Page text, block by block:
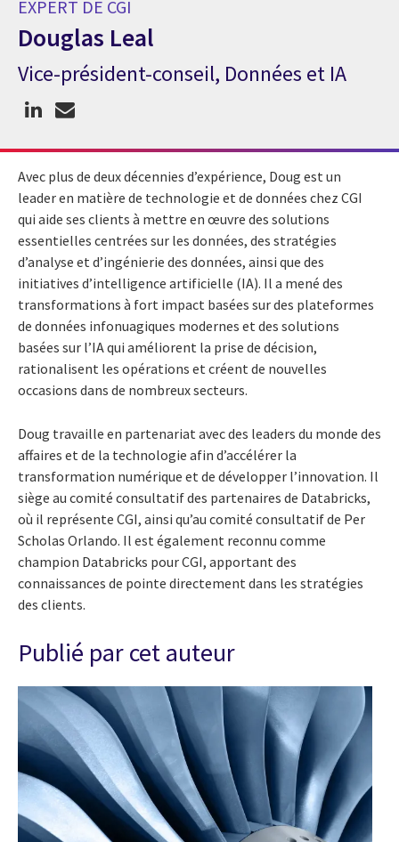
EXPERT DE CGI
Douglas Leal
Expert de CGI Douglas Leal
Vice-président-conseil, Données et IA
Avec plus de deux décennies d’expérience, Doug est un
leader en matière de technologie et de données chez CGI
qui aide ses clients à mettre en œuvre des solutions
essentielles centrées sur les données, des stratégies
d’analyse et d’ingénierie des données, ainsi que des
initiatives d’intelligence artificielle (IA). Il a mené des
transformations à fort impact basées sur des plateformes
de données infonuagiques modernes et des solutions
basées sur l’IA qui améliorent la prise de décision,
rationalisent les opérations et créent de nouvelles
occasions dans de nombreux secteurs.
Doug travaille en partenariat avec des leaders du monde des
affaires et de la technologie afin d’accélérer la
transformation numérique et de développer l’innovation. Il
siège au comité consultatif des partenaires de Databricks,
où il représente CGI, ainsi qu’au comité consultatif de Per
Scholas Orlando. Il est également reconnu comme
champion Databricks pour CGI, apportant des
connaissances de pointe directement dans les stratégies
des clients.
Publié par cet auteur